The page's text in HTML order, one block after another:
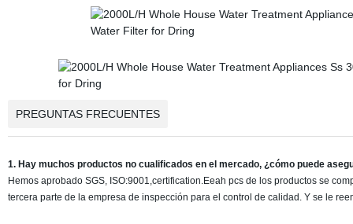
PREGUNTAS FRECUENTES
1. Hay muchos productos no cualificados en el mercado, ¿cómo puede
Hemos aprobado SGS, ISO:9001,certification.Eeah pcs de los productos se
tercera parte de la empresa de inspección para el control de calidad. Y se le